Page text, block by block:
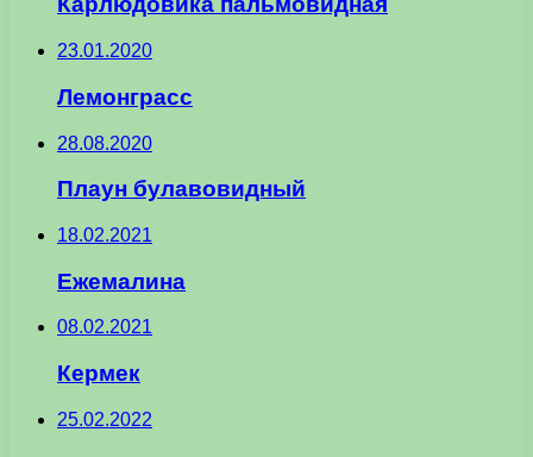
23.01.2020
Лемонграсс
28.08.2020
Плаун булавовидный
18.02.2021
Ежемалина
08.02.2021
Кермек
25.02.2022